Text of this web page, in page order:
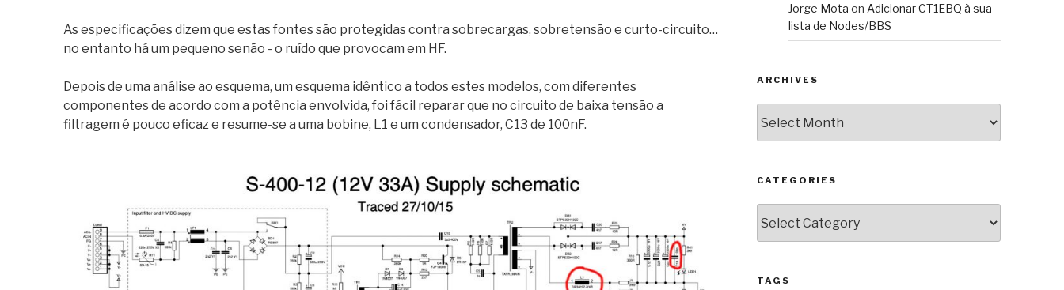
As especificações dizem que estas fontes são protegidas contra sobrecargas, sobretensão e curto-circuito…
no entanto há um pequeno senão - o ruído que provocam em HF.
Depois de uma análise ao esquema, um esquema idêntico a todos estes modelos, com diferentes
componentes de acordo com a potência envolvida, foi fácil reparar que no circuito de baixa tensão a
filtragem é pouco eficaz e resume-se a uma bobine, L1 e um condensador, C13 de 100nF.
Jorge Mota on Adicionar CT1EBQ à sua
lista de Nodes/BBS
ARCHIVES
CATEGORIES
TAGS